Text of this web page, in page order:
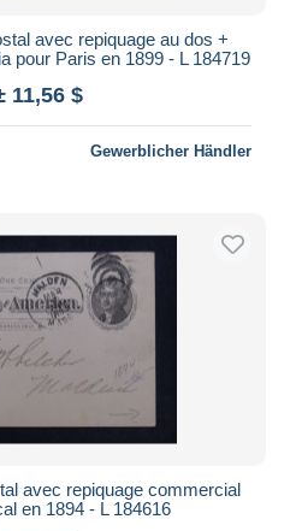
avec repiquage au dos +
pour Paris en 1899 - L 184719
11,56 $
Gewerblicher Händler
avec repiquage commercial
en 1894 - L 184616